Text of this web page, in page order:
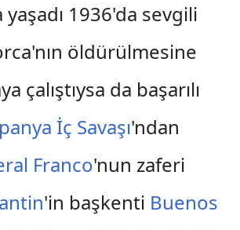
yaşadı 1936'da sevgili
öldürülmesine
çalıştıysa da başarılı
İç Savaşı'ndan
Franco'nun zaferi
'in başkenti Buenos